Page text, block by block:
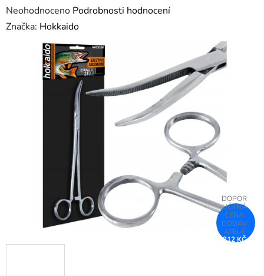
Průměrné
hodnocení
produktu
Neohodnoceno Podrobnosti hodnocení
Značka: Hokkaido
212 KČ